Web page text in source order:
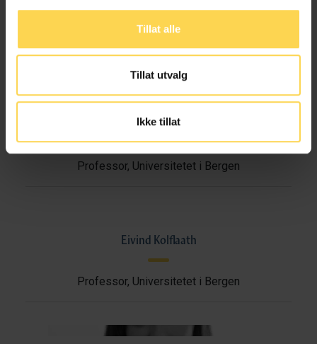
Tillat alle
Tillat utvalg
Ikke tillat
Jørn Jacobsen
Professor, Universitetet i Bergen
Torger Kielland
Professor, Universitetet i Bergen
Eivind Kolflaath
Professor, Universitetet i Bergen